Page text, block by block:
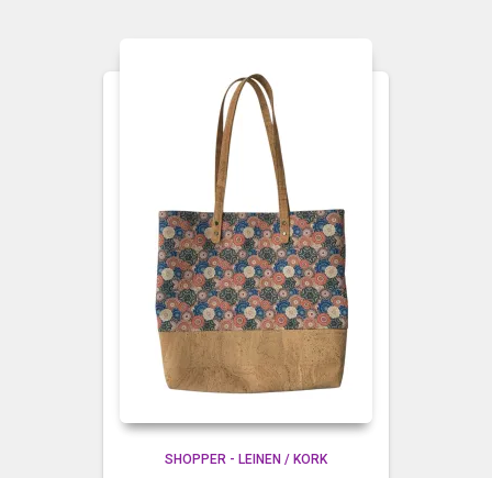
SHOPPER - LEINEN / KORK